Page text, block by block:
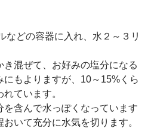
などの容器に入れ、水２～３リ
混ぜて、お好みの塩分になる
にもよりますが、10～15%くら
ています。
含んで水っぽくなっています
いて充分に水気を切ります。